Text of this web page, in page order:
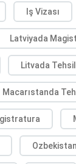
Iş Vizası
Latviyada
Litvada Tehsil
Macarıstanda